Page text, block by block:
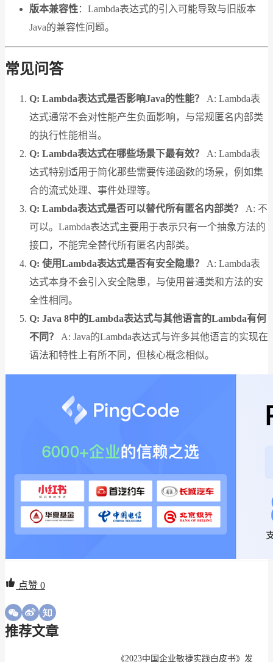
版本兼容性：Lambda表达式的引入可能导致与旧版本
Java的兼容性问题。
常见问答
Q: Lambda表达式是否影响Java的性能？
A: Lambda表
达式通常不会对性能产生负面影响，与常规匿名内部类
的执行性能相当。
Q: Lambda表达式在哪些场景下最有效？
A: Lambda表
达式特别适用于简化那些需要传递函数的场景，例如集
合的流式处理、事件处理等。
Q: Lambda表达式是否可以替代所有匿名内部类？
A: 不
可以。Lambda表达式主要用于表示只有一个抽象方法的
接口，不能完全替代所有匿名内部类。
Q: 使用Lambda表达式是否有安全隐患？
A: Lambda表
达式本身不会引入安全隐患，与使用普通类和方法的安
全性相同。
Q: Java 8中的Lambda表达式与其他语言的Lambda有何
不同？
A: Java的Lambda表达式与许多其他语言的实现在
语法和特性上有所不同，但核心概念相似。
点赞 0
推荐文章
《2023中国企业敏捷实践白皮书》发